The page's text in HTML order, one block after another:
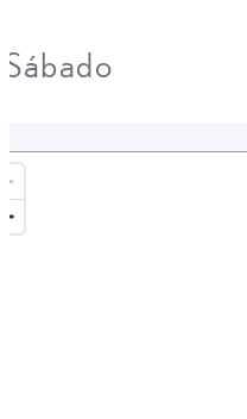
Sábado